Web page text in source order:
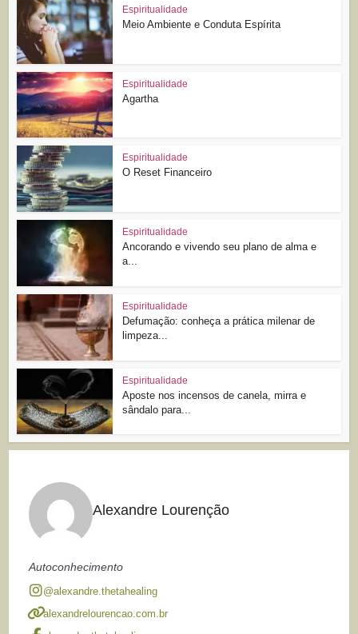
Espiritualidade
Meio Ambiente e Conduta Espírita
Espiritualidade
Agartha
Espiritualidade
O Reset Financeiro
Espiritualidade
Ancorando e vivendo seu plano de alma e
a...
Espiritualidade
Defumação: conheça a prática milenar de
limpeza...
Espiritualidade
Aposte nos incensos de canela, mirra e
sândalo para...
Alexandre Lourenção
Autoconhecimento
@alexandre.thetahealing
alexandrelourencao.com.br